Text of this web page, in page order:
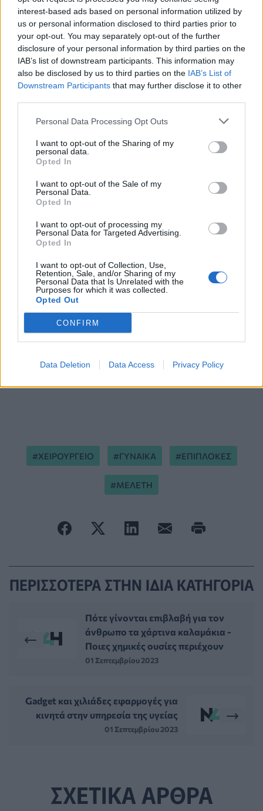
interest-based ads based on personal information utilized by
us or personal information disclosed to third parties prior to
your opt-out. You may separately opt-out of the further
disclosure of your personal information by third parties on the
IAB’s list of downstream participants. This information may
also be disclosed by us to third parties on the IAB’s List of
Downstream Participants that may further disclose it to other
Personal Data Processing Opt Outs
I want to opt-out of the Sharing of my
personal data.
Opted In
I want to opt-out of the Sale of my
Personal Data.
Opted In
I want to opt-out of processing my
Personal Data for Targeted Advertising.
Opted In
I want to opt-out of Collection, Use,
Retention, Sale, and/or Sharing of my
Personal Data that Is Unrelated with the
Purposes for which it was collected.
Opted Out
CONFIRM
Data Deletion Data Access Privacy Policy
εναπομείναντες συγχυτικοί παράγοντες. Συμφωνώ ότι
το ιδεώδες του χειρουργού ως "μοναχικού καουμπόη"
ανήκει σε μια εποχή που έχει παρέλθει προ πολλού
Πηγή:Theguardian.com
ΧΕΙΡΟΥΡΓΕΙΟ ΓΥΝΑΙΚΑ ΕΠΙΠΛΟΚΕΣ
ΜΕΛΕΤΗ
ΠΕΡΙΣΣΟΤΕΡΑ ΣΤΗΝ ΙΔΙΑ ΚΑΤΗΓΟΡΙΑ
Πότε γίνονται επιβλαβή για τον
άνθρωπο τα χάρτινα καλαμάκια -
Ποιες χημικές ουσίες περιέχουν
01 Σεπτεμβρίου 2023
Gadget και χιλιάδες εφαρμογές για
κινητά στην υπηρεσία της υγείας
01 Σεπτεμβρίου 2023
ΣΧΕΤΙΚΑ ΑΡΘΡΑ